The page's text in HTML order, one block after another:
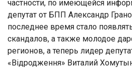
частности, по имеющейся
депутат от БПП Александр
последнее время стало
скандалов, а также молодое
регионов, а теперь лидер
«Відродження» Виталий